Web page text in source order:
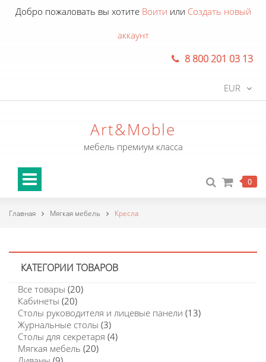
Добро пожаловать вы хотите Воити или Создать новый
аккаунт
8 800 201 03 13
EUR
Art&Moble
мебель премиум класса
0
Главная Мягкая мебель Кресла
КАТЕГОРИИ ТОВАРОВ
Все товары (20)
Кабинеты (20)
Столы руководителя и лицевые панели (13)
Журнальные столы (3)
Столы для секретаря (4)
Мягкая мебель (20)